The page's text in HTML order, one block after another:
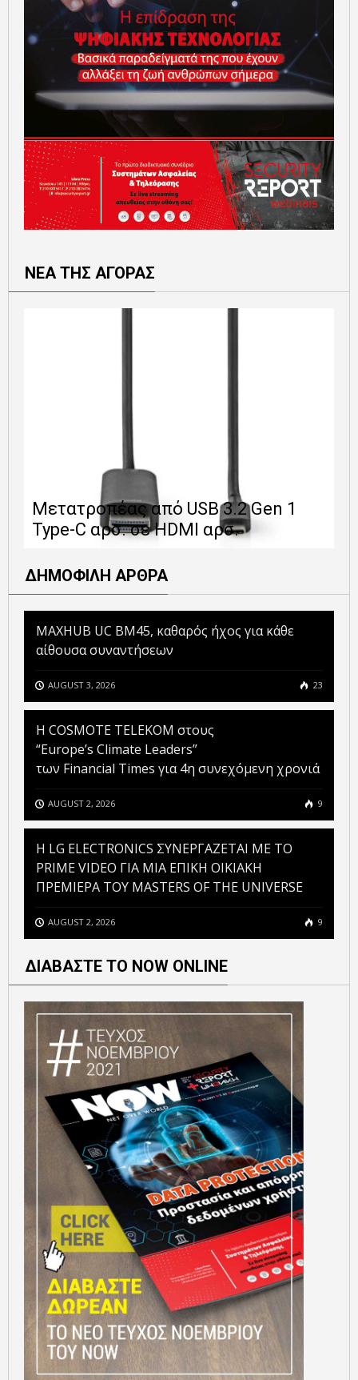
ΝΕΑ ΤΗΣ ΑΓΟΡΑΣ
Μετατροπέας από USB 3.2 Gen 1
Type-C αρσ. σε HDMI αρσ.
ΔΗΜΟΦΙΛΗ ΑΡΘΡΑ
MAXHUB UC BM45, καθαρός ήχος για κάθε
αίθουσα συναντήσεων
AUGUST 3, 2026 23
Η COSMOTE TELEKOM στους
“Europe’s Climate Leaders”
των Financial Times για 4η συνεχόμενη χρονιά
AUGUST 2, 2026 9
H LG ELECTRONICS ΣΥΝΕΡΓΑΖΕΤΑΙ ΜΕ ΤΟ
PRIME VIDEO ΓΙΑ ΜΙΑ ΕΠΙΚΗ ΟΙΚΙΑΚΗ
ΠΡΕΜΙΕΡΑ ΤΟΥ MASTERS OF THE UNIVERSE
AUGUST 2, 2026 9
ΔΙΑΒΑΣΤΕ ΤΟ NOW ONLINE